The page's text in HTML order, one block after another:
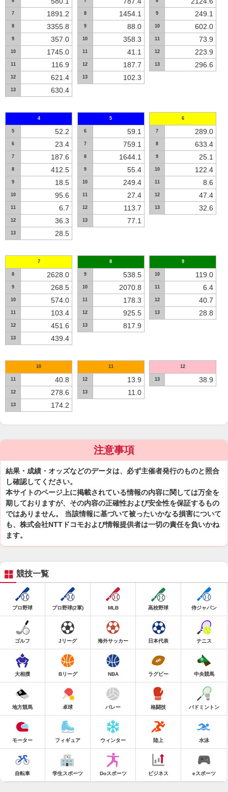
7 1891.2
8 3355.8
9 357.0
10 1745.0
11 116.9
12 621.4
13 630.4
8 1454.1
9 88.0
10 358.3
11 41.1
12 187.7
13 102.3
9 249.1
10 602.0
11 73.9
12 223.9
13 296.6
4
5 52.2
6 23.4
7 187.6
8 412.5
9 18.5
10 95.6
11 6.7
12 36.3
13 28.5
5
6 59.1
7 759.1
8 1644.1
9 55.4
10 249.4
11 27.4
12 113.7
13 77.1
6
7 289.0
8 633.4
9 25.1
10 122.4
11 8.6
12 47.4
13 32.6
7
8 2628.0
9 268.5
10 574.0
11 103.4
12 451.6
13 439.4
8
9 538.5
10 2070.8
11 178.3
12 925.5
13 817.9
9
10 119.0
11 6.4
12 40.7
13 28.8
10
11 40.8
12 278.6
13 174.2
11
12 13.9
13 11.0
12
13 38.9
注意事項
結果・成績・オッズなどのデータは、必ず主催者発行のものと照合
し確認してください。
本サイトのページ上に掲載されている情報の内容に関しては万全を
期しておりますが、その内容の正確性および安全性を保証するもの
ではありません。 当該情報に基づいて被ったいかなる損害について
も、株式会社NTTドコモおよび情報提供者は一切の責任を負いかね
ます。
競技一覧
プロ野球 プロ野球(2軍) MLB 高校野球 侍ジャパン
ゴルフ Jリーグ 海外サッカー 日本代表 テニス
大相撲 Bリーグ NBA ラグビー 中央競馬
地方競馬 卓球 バレー 格闘技 バドミントン
モーター フィギュア ウィンター 陸上 水泳
自転車 学生スポーツ Doスポーツ ビジネス eスポーツ